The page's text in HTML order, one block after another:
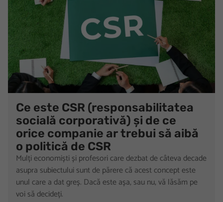
Ce este CSR (responsabilitatea
socială corporativă) și de ce
orice companie ar trebui să aibă
o politică de CSR
Mulți economiști și profesori care dezbat de câteva decade
asupra subiectului sunt de părere că acest concept este
unul care a dat greș. Dacă este așa, sau nu, vă lăsăm pe
voi să decideți.